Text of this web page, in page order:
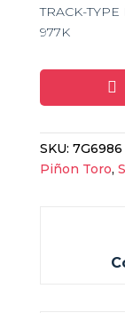
TRACK-
977K
SKU: 7G6986
Piñon Toro,